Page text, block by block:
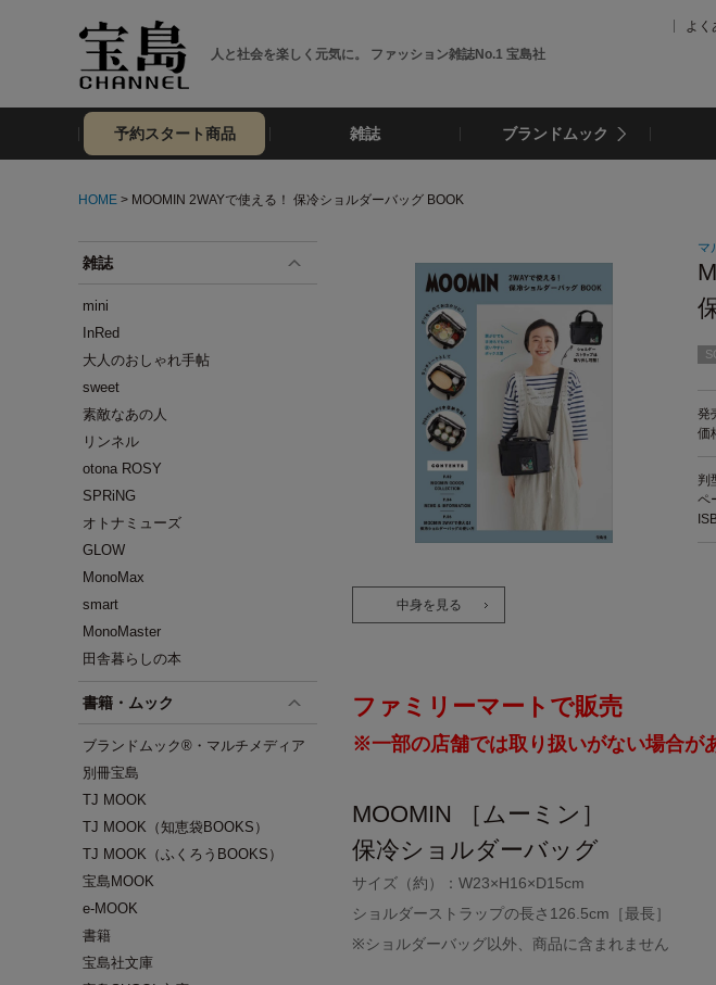
人と社会を楽しく元気に。 ファッション雑誌No.1 宝島社
よく
予約スタート商品 雑誌 ブランドムック
HOME > MOOMIN 2WAYで使える！ 保冷ショルダーバッグ BOOK
雑誌
mini
InRed
大人のおしゃれ手帖
sweet
素敵なあの人
リンネル
otona ROSY
SPRiNG
オトナミューズ
GLOW
MonoMax
smart
MonoMaster
田舎暮らしの本
書籍・ムック
ブランドムック®・マルチメディア
別冊宝島
TJ MOOK
TJ MOOK（知恵袋BOOKS）
TJ MOOK（ふくろうBOOKS）
宝島MOOK
e-MOOK
書籍
宝島社文庫
中身を見る
マ
発
価
判
ペ
ファミリーマートで販売
※一部の店舗では取り扱いがない場合が
MOOMIN ［ムーミン］
保冷ショルダーバッグ
サイズ（約）：W23×H16×D15cm
ショルダーストラップの長さ126.5cm［最長］
※ショルダーバッグ以外、商品に含まれません